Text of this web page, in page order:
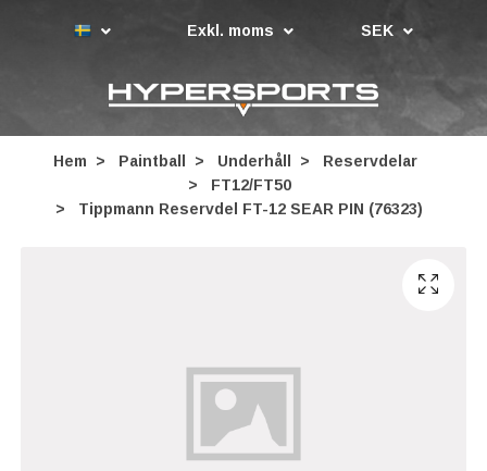
Exkl. moms SEK
Hem Paintball Underhåll
Reservdelar
FT12/FT50
Tippmann Reservdel FT-12 SEAR PIN (76323)